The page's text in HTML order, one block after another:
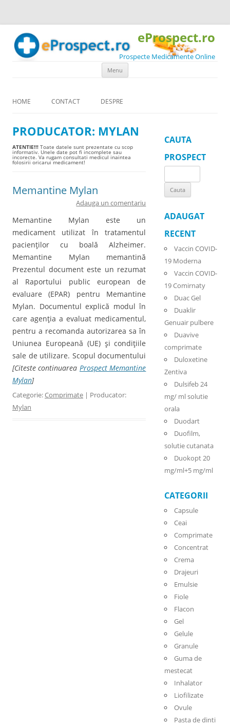
eProspect.ro
Prospecte Medicamente Online
Menu
HOME CONTACT DESPRE
PRODUCATOR: MYLAN
ATENTIE!!! Toate datele sunt prezentate cu scop
informativ. Unele date pot fi incomplete sau
incorecte. Va rugam consultati medicul inaintea
folosirii oricarui medicament!
Memantine Mylan
Adauga un comentariu
Memantine Mylan este un
medicament utilizat în tratamentul
pacienţilor cu boală Alzheimer.
Memantine Mylan memantină
Prezentul document este un rezumat
al Raportului public european de
evaluare (EPAR) pentru Memantine
Mylan. Documentul explică modul în
care agenţia a evaluat medicamentul,
pentru a recomanda autorizarea sa în
Uniunea Europeană (UE) şi condiţiile
sale de utilizare. Scopul documentului
[Citeste continuarea Prospect Memantine
Mylan]
Categorie:Comprimate | Producator:
Mylan
CAUTA
PROSPECT
for:
ADAUGAT
RECENT
Vaccin COVID-
19 Moderna
Vaccin COVID-
19 Comirnaty
Duac Gel
Duaklir
Genuair pulbere
Duavive
comprimate
Duloxetine
Zentiva
Dulsifeb 24
mg/ ml solutie
orala
Duodart
Duofilm,
solutie cutanata
Duokopt 20
mg/ml+5 mg/ml
CATEGORII
Capsule
Ceai
Comprimate
Concentrat
Crema
Drajeuri
Emulsie
Fiole
Flacon
Gel
Gelule
Granule
Guma de
mestecat
Inhalator
Liofilizate
Ovule
Pasta de dinti